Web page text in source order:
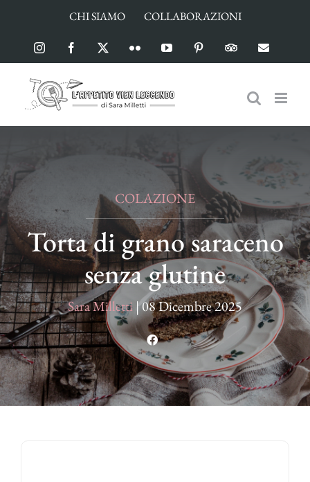
contenuto
CHI SIAMO COLLABORAZIONI
InstagramFacebook Flickr YouTube PinterestTripAdvisor
Email
COLAZIONE
Torta di grano saraceno
senza glutine
Sara Milletti |08 Dicembre 2025